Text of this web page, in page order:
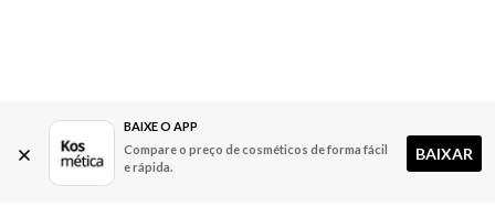
BAIXE O APP
Compare o preço de cosméticos de forma fácil
e rápida.
BAIXAR